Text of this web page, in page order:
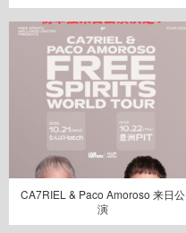
CA7RIEL & Paco Amoroso 来日公
演